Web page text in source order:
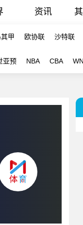
资讯
甲 欧协联 沙特联
亚预 NBA CBA